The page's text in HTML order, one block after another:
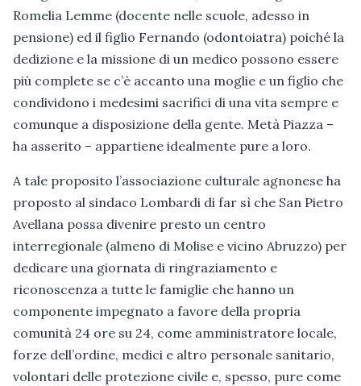
Romelia Lemme (docente nelle scuole, adesso in
pensione) ed il figlio Fernando (odontoiatra) poiché la
dedizione e la missione di un medico possono essere
più complete se c’è accanto una moglie e un figlio che
condividono i medesimi sacrifici di una vita sempre e
comunque a disposizione della gente. Metà Piazza –
ha asserito – appartiene idealmente pure a loro.
A tale proposito l’associazione culturale agnonese ha
proposto al sindaco Lombardi di far sì che San Pietro
Avellana possa divenire presto un centro
interregionale (almeno di Molise e vicino Abruzzo) per
dedicare una giornata di ringraziamento e
riconoscenza a tutte le famiglie che hanno un
componente impegnato a favore della propria
comunità 24 ore su 24, come amministratore locale,
forze dell’ordine, medici e altro personale sanitario,
volontari delle protezione civile e, spesso, pure come